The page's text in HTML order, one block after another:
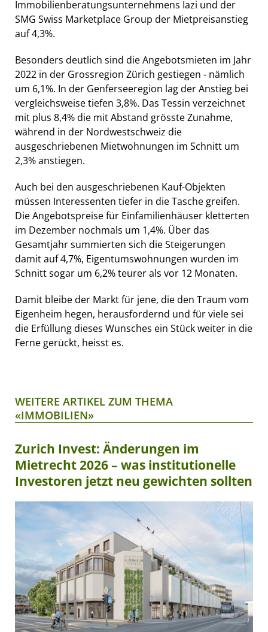
Immobilienberatungsunternehmens Iazi und der
SMG Swiss Marketplace Group der Mietpreisanstieg
auf 4,3%.
Besonders deutlich sind die Angebotsmieten im Jahr
2022 in der Grossregion Zürich gestiegen - nämlich
um 6,1%. In der Genferseeregion lag der Anstieg bei
vergleichsweise tiefen 3,8%. Das Tessin verzeichnet
mit plus 8,4% die mit Abstand grösste Zunahme,
während in der Nordwestschweiz die
ausgeschriebenen Mietwohnungen im Schnitt um
2,3% anstiegen.
Auch bei den ausgeschriebenen Kauf-Objekten
müssen Interessenten tiefer in die Tasche greifen.
Die Angebotspreise für Einfamilienhäuser kletterten
im Dezember nochmals um 1,4%. Über das
Gesamtjahr summierten sich die Steigerungen
damit auf 4,7%, Eigentumswohnungen wurden im
Schnitt sogar um 6,2% teurer als vor 12 Monaten.
Damit bleibe der Markt für jene, die den Traum vom
Eigenheim hegen, herausfordernd und für viele sei
die Erfüllung dieses Wunsches ein Stück weiter in die
Ferne gerückt, heisst es.
WEITERE ARTIKEL ZUM THEMA
«IMMOBILIEN»
Zurich Invest: Änderungen im
Mietrecht 2026 – was institutionelle
Investoren jetzt neu gewichten sollten